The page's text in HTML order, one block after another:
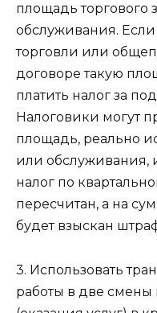
площадь торгового
обслуживания.
торговли или
договоре такую
платить налог за
Налоговики могут
площадь, реально
или обслуживания,
налог по
пересчитан, а на
будет взыскан
3. Использовать
работы в две смены